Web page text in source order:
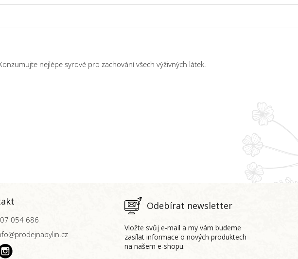
nejlépe syrové pro zachování všech výživných látek.
@prodejnabylin.cz
054 686
Odebírat newsletter
Vložte svůj e-mail a my vám budeme
zasílat informace o nových produktech
na našem e-shopu.